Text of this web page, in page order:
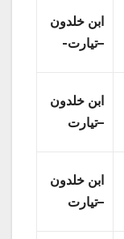
ابن خلدون
–تيارت-
ابن خلدون
–تيارت
ابن خلدون
–تيارت